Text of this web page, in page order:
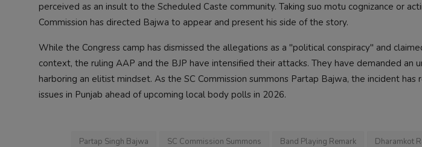
perceived as an insult to the Scheduled Caste community. Taking suo motu cognizance or
Commission has directed Bajwa to appear and present his side of the story.
While the Congress camp has dismissed the allegations as a "political conspiracy" and
context, the ruling AAP and the BJP have intensified their attacks. They have demanded an
harboring an elitist mindset. As the SC Commission summons Partap Bajwa, the incident
issues in Punjab ahead of upcoming local body polls in 2026.
Partap Singh Bajwa SC Commission Summons Band Playing Remark Dharamkot